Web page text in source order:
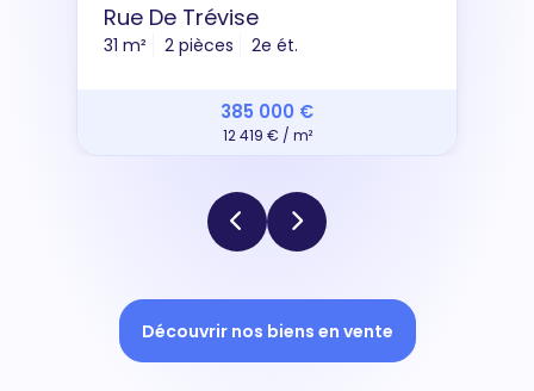
Rue De Trévise
31 m² 2 pièces 2e ét.
385 000 €
12 419 € / m²
Découvrir nos biens en vente